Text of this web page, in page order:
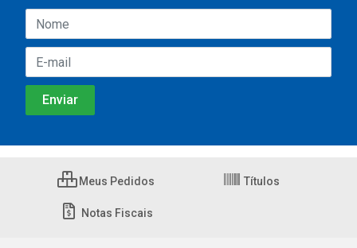
Meus Pedidos Títulos
Notas Fiscais